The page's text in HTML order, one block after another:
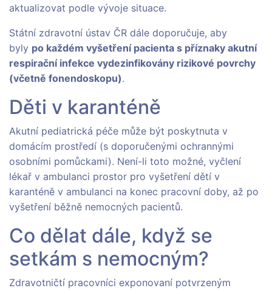
aktualizovat podle vývoje situace.
Státní zdravotní ústav ČR dále doporučuje, aby
byly po každém vyšetření pacienta s příznaky akutní
respirační infekce vydezinfikovány rizikové povrchy
(včetně fonendoskopu).
Děti v karanténě
Akutní pediatrická péče může být poskytnuta v
domácím prostředí (s doporučenými ochrannými
osobními pomůckami). Není-li toto možné, vyčlení
lékař v ambulanci prostor pro vyšetření dětí v
karanténě v ambulanci na konec pracovní doby, až po
vyšetření běžně nemocných pacientů.
Co dělat dále, když se
setkám s nemocným?
Zdravotničtí pracovníci exponovaní potvrzeným